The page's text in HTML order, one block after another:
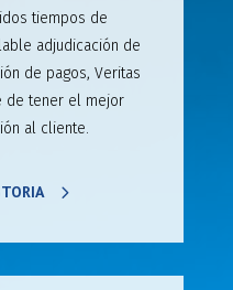
tiempos de
adjudicación de
de pagos, Veritas
de tener el mejor
al cliente.